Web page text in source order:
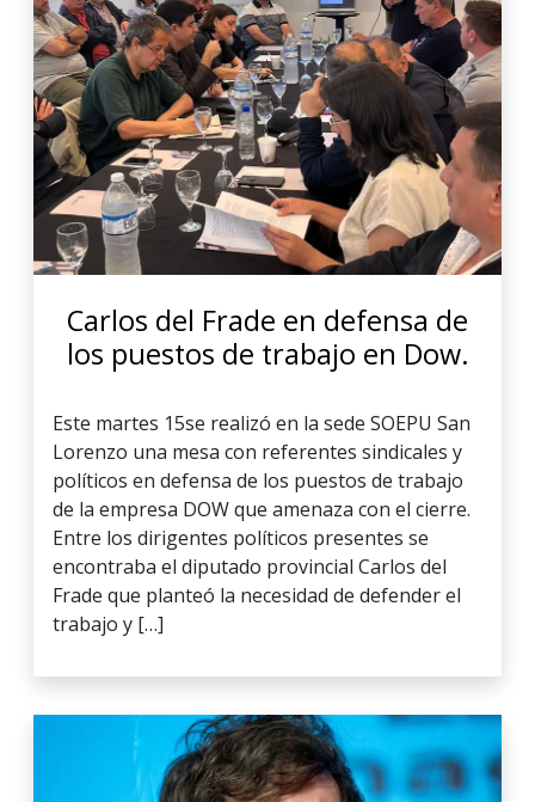
Carlos del Frade en defensa de
los puestos de trabajo en Dow.
Este martes 15se realizó en la sede SOEPU San
Lorenzo una mesa con referentes sindicales y
políticos en defensa de los puestos de trabajo
de la empresa DOW que amenaza con el cierre.
Entre los dirigentes políticos presentes se
encontraba el diputado provincial Carlos del
Frade que planteó la necesidad de defender el
trabajo y […]